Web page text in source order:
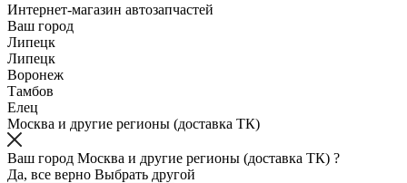
Интернет-магазин автозапчастей
Ваш город
Липецк
Липецк
Воронеж
Тамбов
Елец
Москва и другие регионы (доставка ТК)
Ваш город Москва и другие регионы (доставка ТК) ?
Да, все верно Выбрать другой